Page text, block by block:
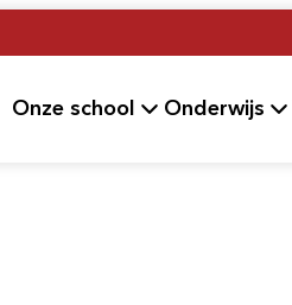
Onze school Onderwijs